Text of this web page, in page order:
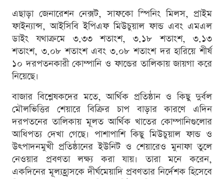
এছাড়া জেনারেশন নেক্সট, সাফকো স্পিনিং মিলস, প্রাইম
ফাইন্যান্স, আইসিবি ইপিএফ মিউচুয়াল ফান্ড এবং এমএল
ডাইং যথাক্রমে ৩.৩৩ শতাংশ, ৩.১৮ শতাংশ, ৩.১৩
শতাংশ, ৩.০৮ শতাংশ এবং ৩.০৮ শতাংশ দর হারিয়ে শীর্ষ
১০ দরপতনকারী কোম্পানি ও ফান্ডের তালিকায় জায়গা করে
নিয়েছে।
বাজার বিশ্লেষকদের মতে, আর্থিক প্রতিষ্ঠান ও কিছু দুর্বল
মৌলভিত্তির শেয়ারে বিক্রির চাপ বাড়ার কারণে এদিন
দরপতনের তালিকায় মূলত আর্থিক খাতের কোম্পানিগুলোর
আধিপত্য দেখা গেছে। পাশাপাশি কিছু মিউচুয়াল ফান্ড ও
উৎপাদনমুখী প্রতিষ্ঠানের ইউনিট ও শেয়ারেও মুনাফা তুলে
নেওয়ার প্রবণতা লক্ষ্য করা যায়। তারা মনে করেন,
একদিনের মূল্যহ্রাসকে দীর্ঘমেয়াদি প্রবণতার নির্দেশক হিসেবে